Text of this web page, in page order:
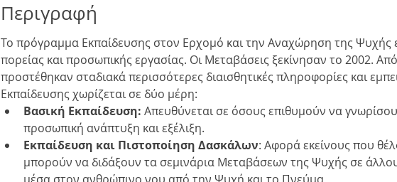
Περιγραφή
Το πρόγραμμα Εκπαίδευσης στον Ερχομό και την Αναχώρηση της Ψυχής
πορείας και προσωπικής εργασίας. Οι Μεταβάσεις ξεκίνησαν το 2002.
προστέθηκαν σταδιακά περισσότερες διαισθητικές πληροφορίες και
Εκπαίδευσης χωρίζεται σε δύο μέρη:
Βασική Εκπαίδευση: Απευθύνεται σε όσους επιθυμούν να
προσωπική ανάπτυξη και εξέλιξη.
Εκπαίδευση και Πιστοποίηση Δασκάλων: Αφορά εκείνους που
μπορούν να διδάξουν τα σεμινάρια Μεταβάσεων της Ψυχής σε